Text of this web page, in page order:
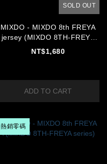
SOLD OUT
MIXDO - MIXDO 8th FREYA
jersey (MIXDO 8TH-FREYA
series)
NT$1,680
ADD TO CART
熱銷零碼